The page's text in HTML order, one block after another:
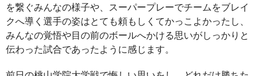
を繋ぐみんなの様子や、スーパープレーでチームをブレイ
クへ導く選手の姿はとても頼もしくてかっこよかったし、
みんなの覚悟や目の前のボールへかける思いがしっかりと
伝わった試合であったように感じます。